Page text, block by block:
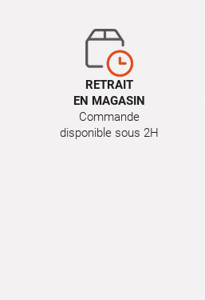
RETRAIT
EN MAGASIN
Commande
disponible sous 2H